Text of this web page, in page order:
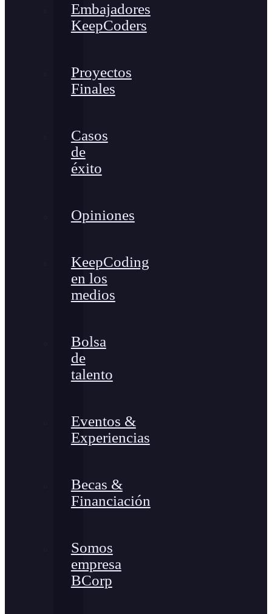
Embajadores
KeepCoders
Proyectos
Finales
Casos
de
éxito
Opiniones
KeepCoding
en los
medios
Bolsa
de
talento
Eventos &
Experiencias
Becas &
Financiación
Somos
empresa
BCorp